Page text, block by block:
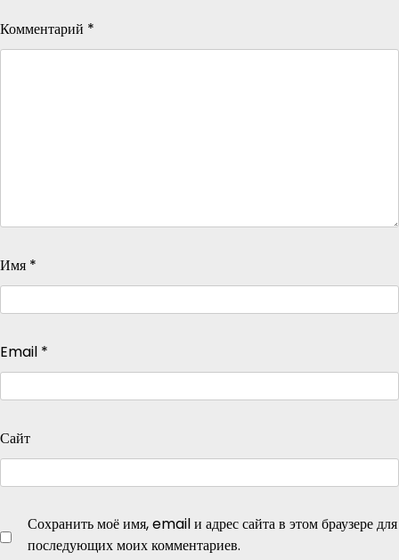
Комментарий *
Имя *
Email *
Сайт
Сохранить моё имя, email и адрес сайта в этом браузере для
последующих моих комментариев.